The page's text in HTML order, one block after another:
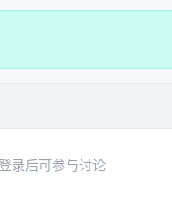
录后可参与讨论